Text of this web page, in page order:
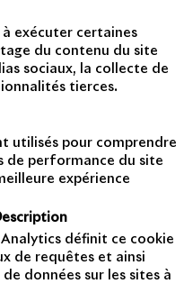
exécuter certaines
du contenu du site
sociaux, la collecte de
tierces.
utilisés pour comprendre
de performance du site
expérience
définit ce cookie
de requêtes et ainsi
données sur les sites à